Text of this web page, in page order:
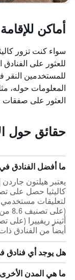
أماكن
سواء كنت تزور
للعثور على
للمستخدمين النقر
المعلومات حوله،
العثور على صفقات
حقائق حول
ما أفضل الفنادق في
يعتبر هيلتون
أيضاً من الفنادق
هل يوجد أي فنادق
ما هي المدن الأخرى